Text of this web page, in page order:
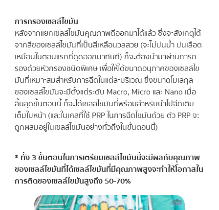
การกรองเซลล์ไขมัน
หลังจากแยกเซลล์ไขมันคุณภาพดีออกมาได้แล้ว ซึ่งจะสังเกตุได้
จากสีของเซลล์ไขมันที่เป็นสีเหลือนวลสวย (จะไม่ปนน้ำ ปนเลือด
เหมือนในตอนแรกที่ดูดออกมาทันที) ก็จะต้องนำมาผ่านการก
รองด้วยหัวกรองชนิดพิเศษ เพื่อให้ได้ขนาดอนุภาคของเซลล์ไข
มันที่เหมาะสมสำหรับการฉีดในแต่ละบริเวณ ซึ่งขนาดโมเลกุล
ของเซลล์ไขมันจะมีตั้งแต่ระดับ Macro, Micro และ Nano เมื่อ
สิ้นสุดขั้นตอนนี้ ก็จะได้เซลล์ไขมันที่พร้อมสำหรับนำไปฉีดเติม
เต็มใบหน้า (และในเคสที่ใช้ PRP ในการฉีดไขมันด้วย ตัว PRP จะ
ถูกผสมอยู่ในเซลล์ไขมันอย่างทั่วถึงในขั้นตอนนี้)
* ทั้ง 3 ขั้นตอนในการเตรียมเซลล์ไขมันนี้จะมีผลกับคุณภาพ
ของเซลล์ไขมันที่ได้เซลล์ไขมันที่มีคุณภาพสูงจะทำให้โอกาสใน
การติดของเซลล์ไขมันสูงถึง 50-70%